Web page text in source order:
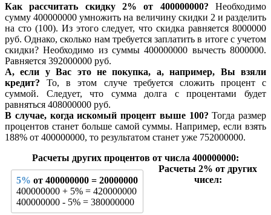
Как рассчитать скидку 2% от 400000000? Необходимо
сумму 400000000 умножить на величину скидки 2 и разделить
на сто (100). Из этого следует, что скидка равняется 8000000
руб. Однако, сколько нам требуется заплатить в итоге с учетом
скидки? Необходимо из суммы 400000000 вычесть 8000000.
Равняется 392000000 руб.
А, если у Вас это не покупка, а, например, Вы взяли
кредит? То, в этом случе требуется сложить процент с
суммой. Следует, что сумма долга с процентами будет
равняться 408000000 руб.
В случае, когда искомый процент выше 100? Тогда размер
процентов станет больше самой суммы. Например, если взять
188% от 400000000, то результатом станет уже 752000000.
Расчеты других процентов от числа 400000000:
5% от 400000000 = 20000000
400000000 + 5% = 420000000
400000000 - 5% = 380000000
Расчеты 2% от других
чисел: